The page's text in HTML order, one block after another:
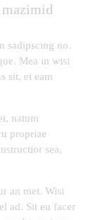
mazimid
sadipscing no.
Mea in wisi
sit, et eam
natum
propriae
sea,
an mei. Wisi
ad. Sit eu facer